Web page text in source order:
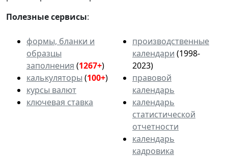
Полезные сервисы:
формы, бланки и
образцы
заполнения (1267+)
калькуляторы (100+)
курсы валют
ключевая ставка
производственные
календари (1998-
2023)
правовой
календарь
календарь
статистической
отчетности
календарь
кадровика